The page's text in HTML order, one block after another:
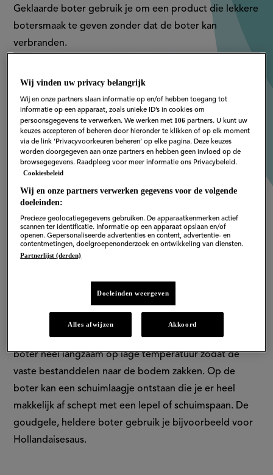
boter)
Geklaarde boter gebruik je om een product die lekkere
botersmaak te geven zonder dat de boter kan
verbranden.
Geklaarde boter of geclarifiëerde boter kun je op
hogere temperaturen gebruiken. Hiervoor smelt je de
boter heel langzaam op lage temperatuur zodat de
vaste bestanddelen naar de bodem zakken. Op de
boter kan een schuimlaagje ontstaan die je er heel
makkelijk af schept met een lepel of schuimspaan. De
goudgele, heldere boter gebruik je bijvoorbeeld voor
Hollandaisesaus.
Wij vinden uw privacy belangrijk
Wij en onze partners slaan informatie op en/of hebben toegang tot
informatie op een apparaat, zoals unieke ID’s in cookies om
persoonsgegevens te verwerken. We werken met 106 partners. U kunt uw
keuzes accepteren of beheren door hieronder te klikken of op elk moment
via de link ‘Privacyvoorkeuren beheren’ op elke pagina. Deze keuzes
worden doorgegeven aan onze partners en hebben geen invloed op de
browsegegevens. Raadpleeg voor meer informatie ons Privacybeleid.
Cookiesbeleid
Wij en onze partners verwerken gegevens voor de volgende
doeleinden:
Precieze geolocatiegegevens gebruiken. De apparaatkenmerken actief
scannen ter identificatie. Informatie op een apparaat opslaan en/of
openen. Gepersonaliseerde advertenties en content, advertentie- en
contentmetingen, doelgroepenonderzoek en ontwikkeling van diensten.
Partnerlijst (derden)
Doeleinden weergeven
Alles afwijzen Akkoord